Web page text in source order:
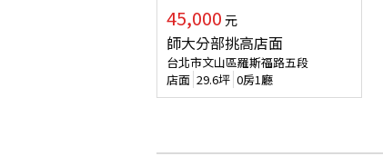
45,000 元
師大分部挑高店面
台北市文山區羅斯福路五段
店面 29.6坪 0房1廳